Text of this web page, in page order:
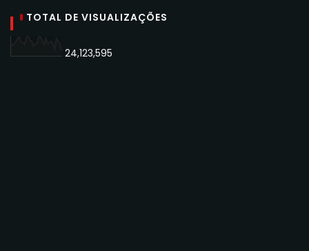
TOTAL DE VISUALIZAÇÕES
24,123,595